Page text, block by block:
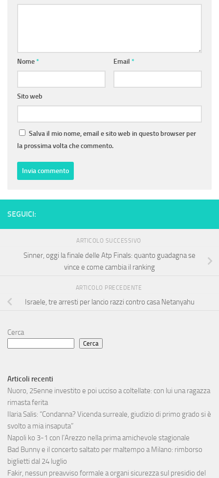
Nome* Email *
Sito web
Salva il mio nome, email e sito web in questo browser per
la prossima volta che commento.
SEGUICI:
ARTICOLO SUCCESSIVO
Sinner, oggi la finale delle Atp Finals: quanto guadagna se
vince e come cambia il ranking
ARTICOLO PRECEDENTE
Israele, tre arresti per lancio razzi contro casa Netanyahu
Cerca
Cerca
Articoli recenti
Nuoro, 25enne investito e poi ucciso a coltellate: con lui una ragazza
rimasta ferita
Ilaria Salis: “Condanna? Vicenda surreale, giudizio di primo grado si è
svolto a mia insaputa”
Napoli ko 3-1 con l’Arezzo nella prima amichevole stagionale
Bad Bunny e il concerto saltato per maltempo a Milano: rimborso
biglietti dal 24 luglio
Fakir, nessun preavviso formale a organi sicurezza sul presidio del